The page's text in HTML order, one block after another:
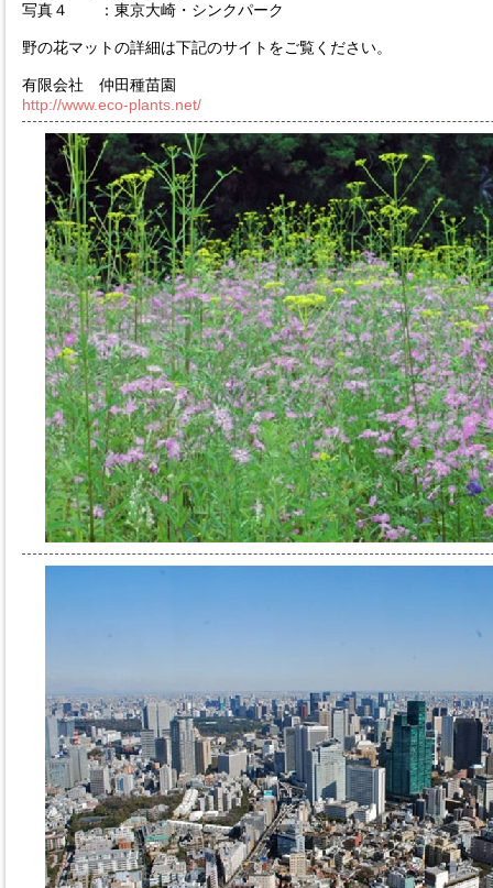
写真４ ：東京大崎・シンクパーク
野の花マットの詳細は下記のサイトをご覧ください。
有限会社 仲田種苗園
http://www.eco-plants.net/